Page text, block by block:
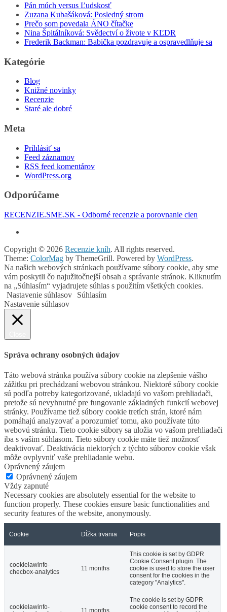
Pán múch versus Ľudskosť
Zuzana Kubašáková: Posledný strom
Prečo som povedala ÁNO čítačke
Nina Špitálníková: Svědectví o živote v KĽDR
Frederik Backman: Babička pozdravuje a ospravedlňuje sa
Kategórie
Blog
Knižné novinky
Recenzie
Staré ale dobré
Meta
Prihlásiť sa
Feed záznamov
RSS feed komentárov
WordPress.org
Odporúčame
RECENZIE.SME.SK - Odborné recenzie a porovnanie cien
Copyright © 2026 Recenzie kníh. All rights reserved.
Theme: ColorMag by ThemeGrill. Powered by WordPress.
Na našich webových stránkach používame súbory cookie, aby sme
vám poskytli čo najužitočnejší obsah a správanie stránok. Kliknutím
na „Súhlasím“ vyjadrujete súhlas s použitím všetkých cookies.
Nastavenie súhlasov
Súhlasím
Nastavenie súhlasov
Správa ochrany osobných údajov
Táto webová stránka používa súbory cookie na zlepšenie vášho
zážitku pri prechádzaní webovou stránkou. Niektoré súbory cookie
sú podľa potreby kategorizované, ukladajú vo vašom prehliadači,
pretože sú nevyhnutné pre fungovanie základných funkcií webovej
stránky. Používame tiež súbory cookie tretích strán, ktoré nám
pomáhajú analyzovať a porozumieť tomu, ako používate túto
webovú stránku. Tieto cookie súbory sa uložia vo vašom prehliadači
iba s vašim súhlasom. Tieto súbory cookie máte tiež možnosť
deaktivovať. Deaktivácia niektorých z týchto súborov cookie však
môže ovplyvniť vaše prehliadanie webu.
Oprávnený záujem
Oprávnený záujem
Vždy zapnuté
Necessary cookies are absolutely essential for the website to
function properly. These cookies ensure basic functionalities and
security features of the website, anonymously.
Cookie Dĺžka trvania Popis
cookielawinfo-
checbox-analytics
11 months
This cookie is set by GDPR
Cookie Consent plugin. The
cookie is used to store the user
consent for the cookies in the
category "Analytics".
cookielawinfo-
11 months
The cookie is set by GDPR
cookie consent to record the